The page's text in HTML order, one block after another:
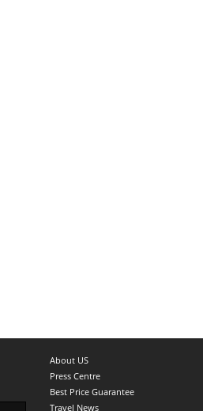
About US
Press Centre
Best Price Guarantee
Travel News